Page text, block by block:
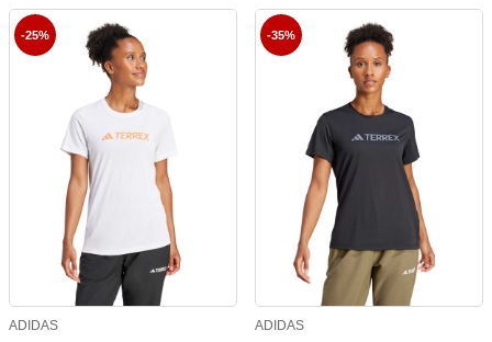
-25%
ADIDAS
-35%
ADIDAS